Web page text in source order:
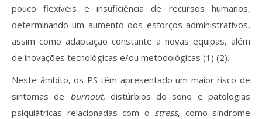
pouco flexíveis e insuficiência de recursos humanos,
determinando um aumento dos esforços administrativos,
assim como adaptação constante a novas equipas, além
de inovações tecnológicas e/ou metodológicas (1) (2).
Neste âmbito, os PS têm apresentado um maior risco de
sintomas de burnout, distúrbios do sono e patologias
psiquiátricas relacionadas com o stress, como síndrome